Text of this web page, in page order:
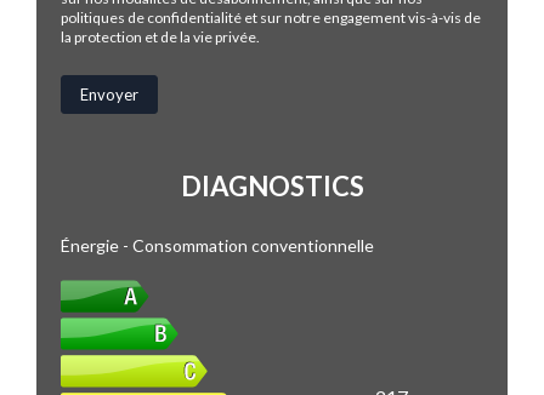
politiques de confidentialité et sur notre engagement vis-à-vis de
la protection et de la vie privée.
DIAGNOSTICS
Énergie - Consommation conventionnelle